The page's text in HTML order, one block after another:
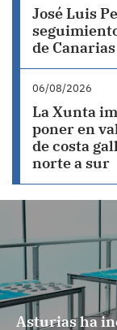
José Luis
de
06/08/2026
La Xunta
poner en
de costa
norte a sur
Asturias ha